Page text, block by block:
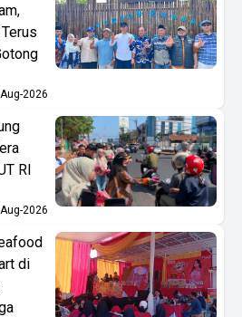
2026
RI
2026
di